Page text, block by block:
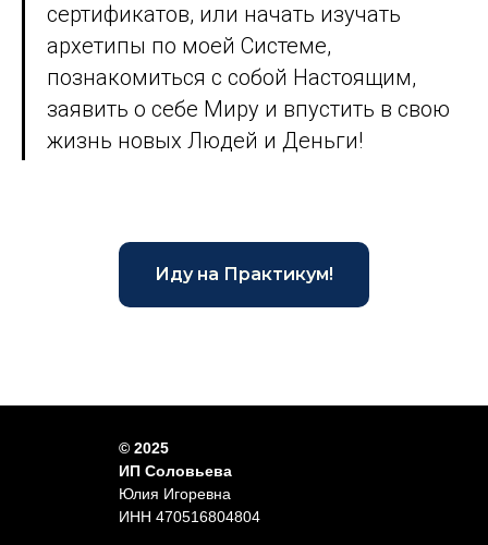
сертификатов, или начать изучать
архетипы по моей Системе,
познакомиться с собой Настоящим,
заявить о себе Миру и впустить в свою
жизнь новых Людей и Деньги!
Иду на Практикум!
© 2025
ИП Соловьева
Юлия Игоревна
ИНН 470516804804